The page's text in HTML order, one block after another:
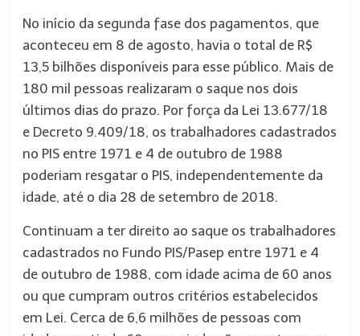
No início da segunda fase dos pagamentos, que
aconteceu em 8 de agosto, havia o total de R$
13,5 bilhões disponíveis para esse público. Mais de
180 mil pessoas realizaram o saque nos dois
últimos dias do prazo. Por força da Lei 13.677/18
e Decreto 9.409/18, os trabalhadores cadastrados
no PIS entre 1971 e 4 de outubro de 1988
poderiam resgatar o PIS, independentemente da
idade, até o dia 28 de setembro de 2018.
Continuam a ter direito ao saque os trabalhadores
cadastrados no Fundo PIS/Pasep entre 1971 e 4
de outubro de 1988, com idade acima de 60 anos
ou que cumpram outros critérios estabelecidos
em Lei. Cerca de 6,6 milhões de pessoas com